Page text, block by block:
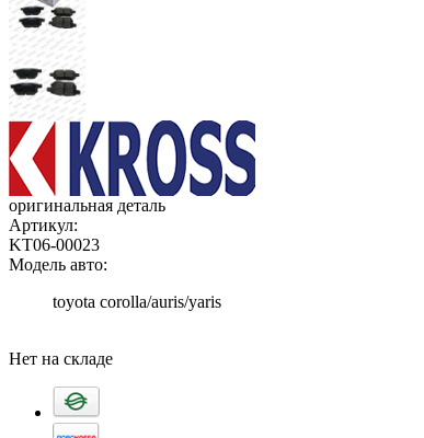
оригинальная деталь
Артикул:
KT06-00023
Модель авто:
toyota corolla/auris/yaris
Нет на складе